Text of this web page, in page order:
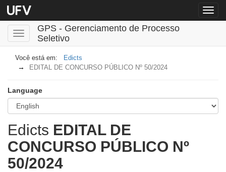
Menu
Toggle
navigation
GPS - Gerenciamento de Processo
Seletivo
Edicts
EDITAL DE CONCURSO PÚBLICO Nº 50/2024
Language
Edicts EDITAL DE
CONCURSO PÚBLICO Nº
50/2024